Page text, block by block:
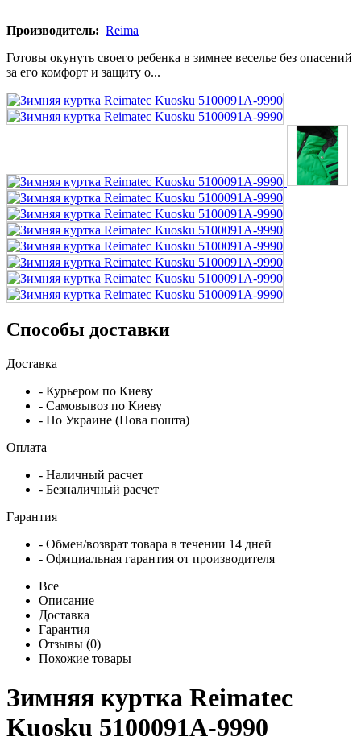
Производитель: Reima
Готовы окунуть своего ребенка в зимнее веселье без опасений
за его комфорт и защиту о...
Способы доставки
Доставка
- Курьером по Киеву
- Самовывоз по Киеву
- По Украине (Нова пошта)
Оплата
- Наличный расчет
- Безналичный расчет
Гарантия
- Обмен/возврат товара в течении 14 дней
- Официальная гарантия от производителя
Все
Описание
Доставка
Гарантия
Отзывы (0)
Похожие товары
Зимняя куртка Reimatec
Kuosku 5100091A-9990